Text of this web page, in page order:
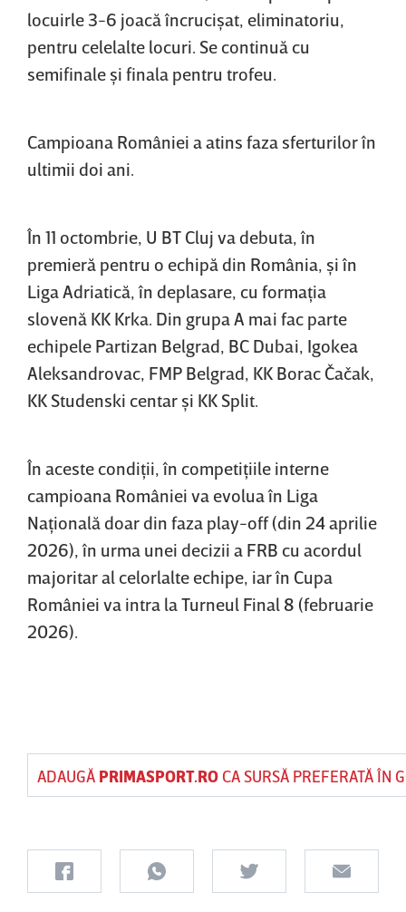
locuirle 3-6 joacă încrucişat, eliminatoriu,
pentru celelalte locuri. Se continuă cu
semifinale şi finala pentru trofeu.
Campioana României a atins faza sferturilor în
ultimii doi ani.
În 11 octombrie, U BT Cluj va debuta, în
premieră pentru o echipă din România, şi în
Liga Adriatică, în deplasare, cu formaţia
slovenă KK Krka. Din grupa A mai fac parte
echipele Partizan Belgrad, BC Dubai, Igokea
Aleksandrovac, FMP Belgrad, KK Borac Čačak,
KK Studenski centar şi KK Split.
În aceste condiţii, în competiţiile interne
campioana României va evolua în Liga
Naţională doar din faza play-off (din 24 aprilie
2026), în urma unei decizii a FRB cu acordul
majoritar al celorlalte echipe, iar în Cupa
României va intra la Turneul Final 8 (februarie
2026).
ADAUGĂ PRIMASPORT.ROCA SURSĂ PREFERATĂ ÎN